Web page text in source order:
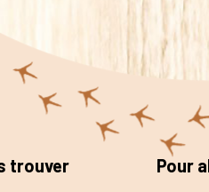
trouver Pour